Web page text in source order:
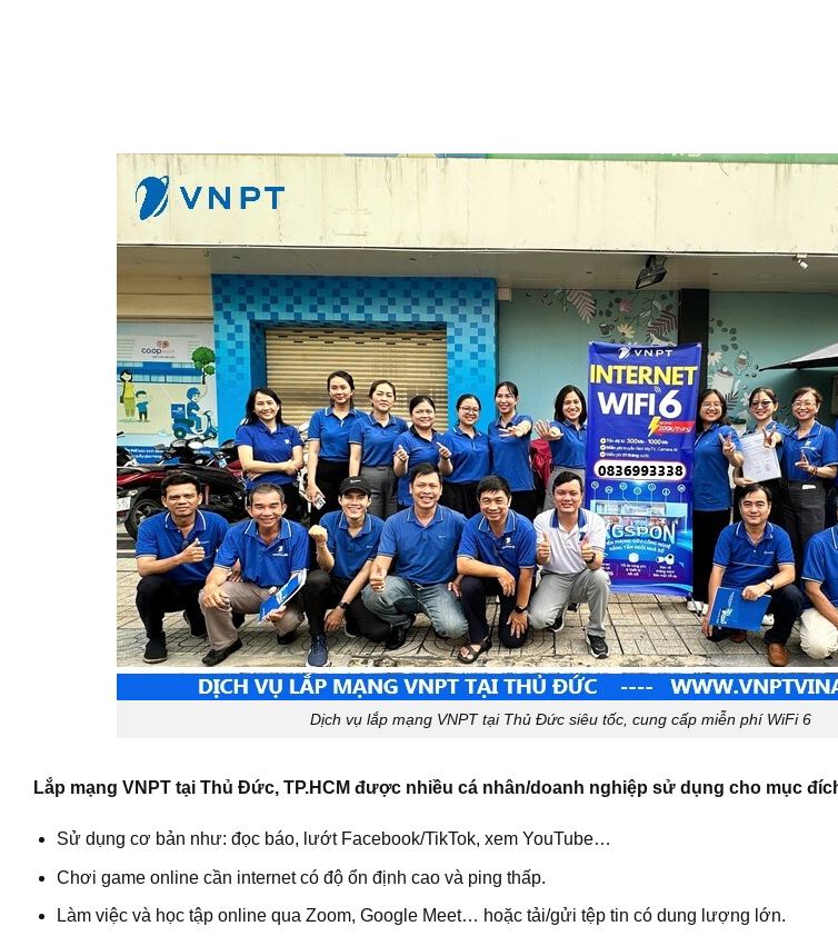
Dịch vụ lắp mạng VNPT tại Thủ Đức siêu tốc, cung cấp miễn phí WiFi 6
Lắp mạng VNPT tại Thủ Đức, TP.HCM được nhiều cá nhân/doanh nghiệp sử dụng cho mục
Sử dụng cơ bản như: đọc báo, lướt Facebook/TikTok, xem YouTube…
Chơi game online cần internet có độ ổn định cao và ping thấp.
Làm việc và học tập online qua Zoom, Google Meet… hoặc tải/gửi tệp tin có dung lượng lớn.